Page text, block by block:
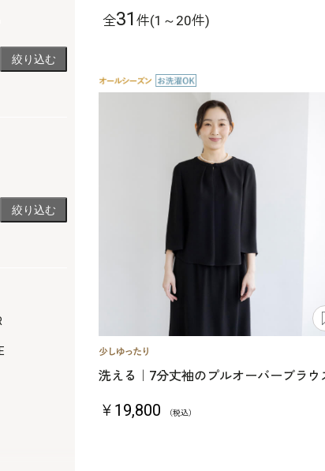
全31 件(1～20件)
洗える｜7分丈袖のプルオーバーブラウ
￥19,800 （税込）
絞り込む
絞り込む